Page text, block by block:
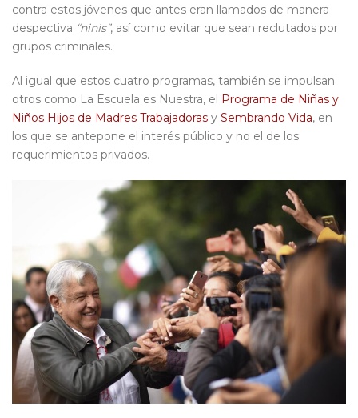
contra estos jóvenes que antes eran llamados de manera
despectiva “ninis”, así como evitar que sean reclutados por
grupos criminales.
Al igual que estos cuatro programas, también se impulsan
otros como La Escuela es Nuestra, el Programa de Niñas y
Niños Hijos de Madres Trabajadoras y Sembrando Vida, en
los que se antepone el interés público y no el de los
requerimientos privados.